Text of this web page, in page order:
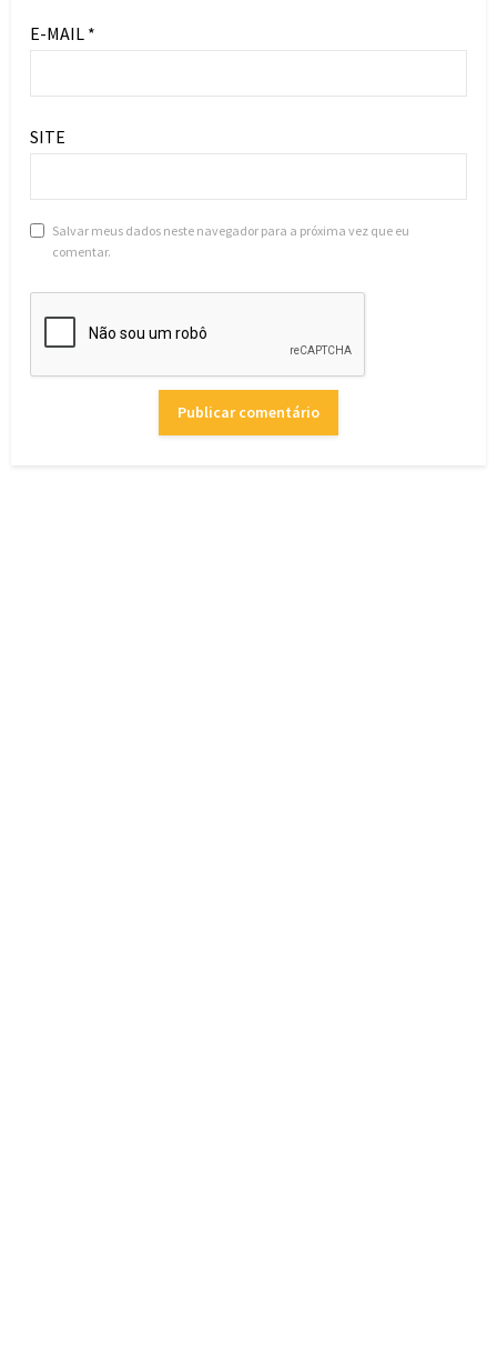
E-MAIL *
SITE
Salvar meus dados neste navegador para a próxima vez que eu
comentar.